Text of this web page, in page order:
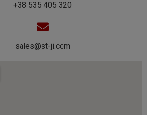
+38 535 405 320
sales@st-ji.com